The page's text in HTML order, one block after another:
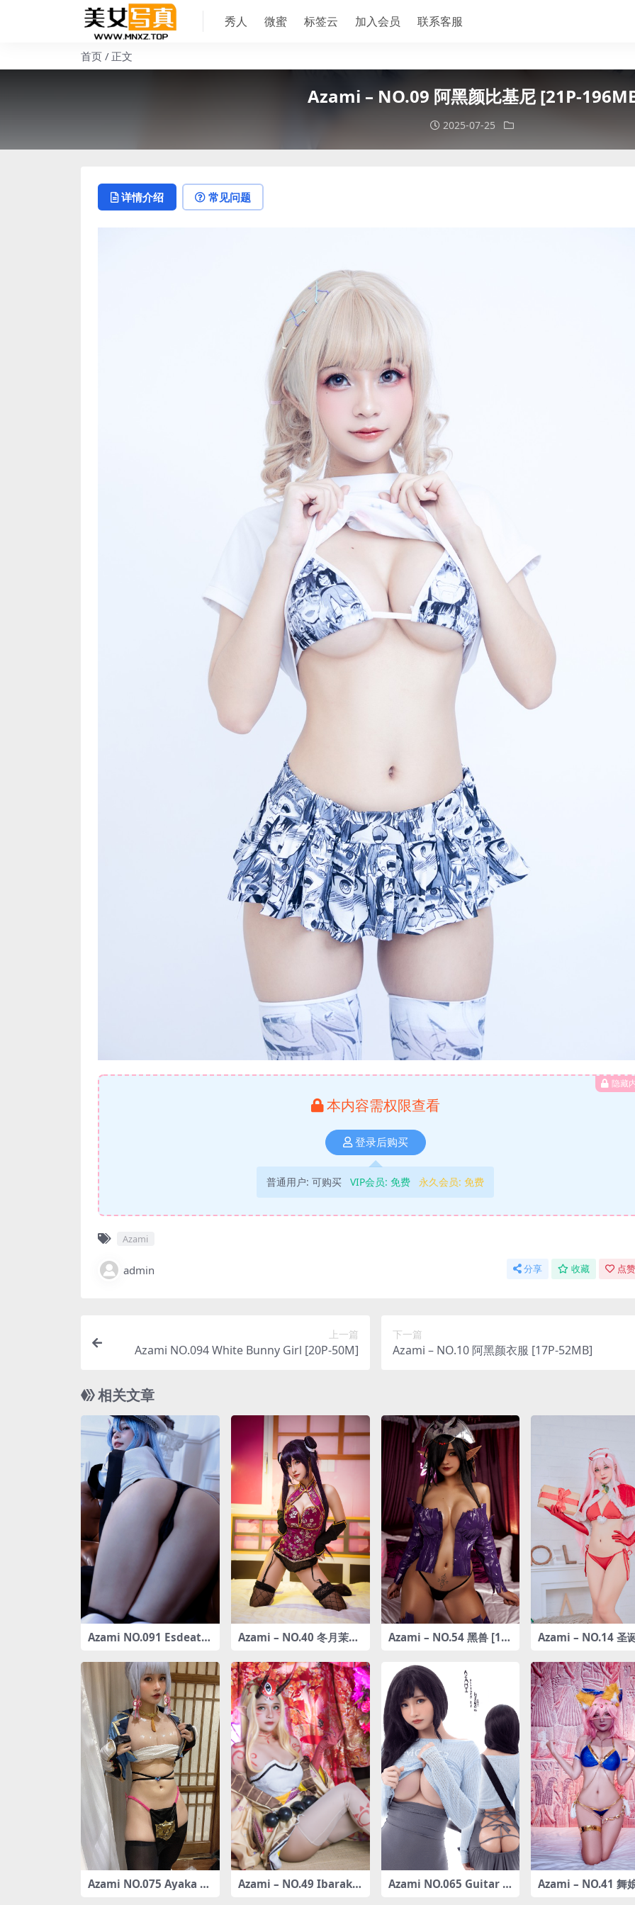
秀人 微蜜 标签云 加入会员 联系客服
首页 正文
Azami – NO.09 阿黑颜比基尼 [21P-
2025-07-25
详情介绍 常见问题
隐藏
本内容需权限查看
登录后购买
普通用户: 可购买 VIP会员: 免费 永久会员: 免费
Azami
admin 分享 收藏 点
上一篇
Azami NO.094 White Bunny Girl [20P-50M]
下一篇
Azami – NO.10 阿黑颜衣服 [17P-52MB]
相关文章
Azami NO.091 Esdeath
Azami – NO.40 冬月茉莉
Azami – NO.54 黑兽 [15
Azami – NO.14 圣
Azami NO.075 Ayaka [3
Azami – NO.49 Ibaraki
Azami NO.065 Guitar Si
Azami – NO.41 舞